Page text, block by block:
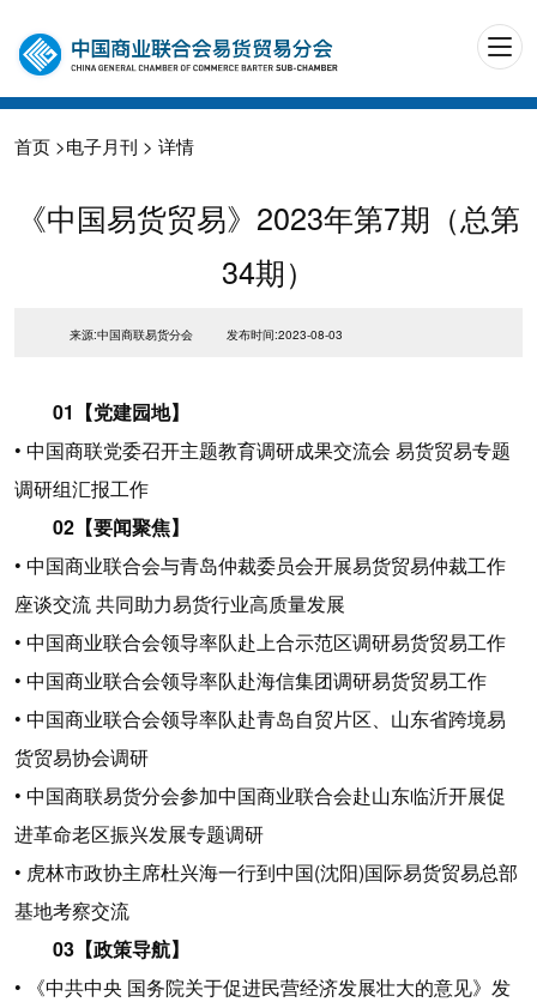
首页 >电子月刊 > 详情
《中国易货贸易》2023年第7期（总第
34期）
来源:中国商联易货分会 发布时间:2023-08-03
01【党建园地】
• 中国商联党委召开主题教育调研成果交流会 易货贸易专题
调研组汇报工作
02【要闻聚焦】
• 中国商业联合会与青岛仲裁委员会开展易货贸易仲裁工作
座谈交流 共同助力易货行业高质量发展
• 中国商业联合会领导率队赴上合示范区调研易货贸易工作
• 中国商业联合会领导率队赴海信集团调研易货贸易工作
• 中国商业联合会领导率队赴青岛自贸片区、山东省跨境易
货贸易协会调研
• 中国商联易货分会参加中国商业联合会赴山东临沂开展促
进革命老区振兴发展专题调研
• 虎林市政协主席杜兴海一行到中国(沈阳)国际易货贸易总部
基地考察交流
03【政策导航】
• 《中共中央 国务院关于促进民营经济发展壮大的意见》发